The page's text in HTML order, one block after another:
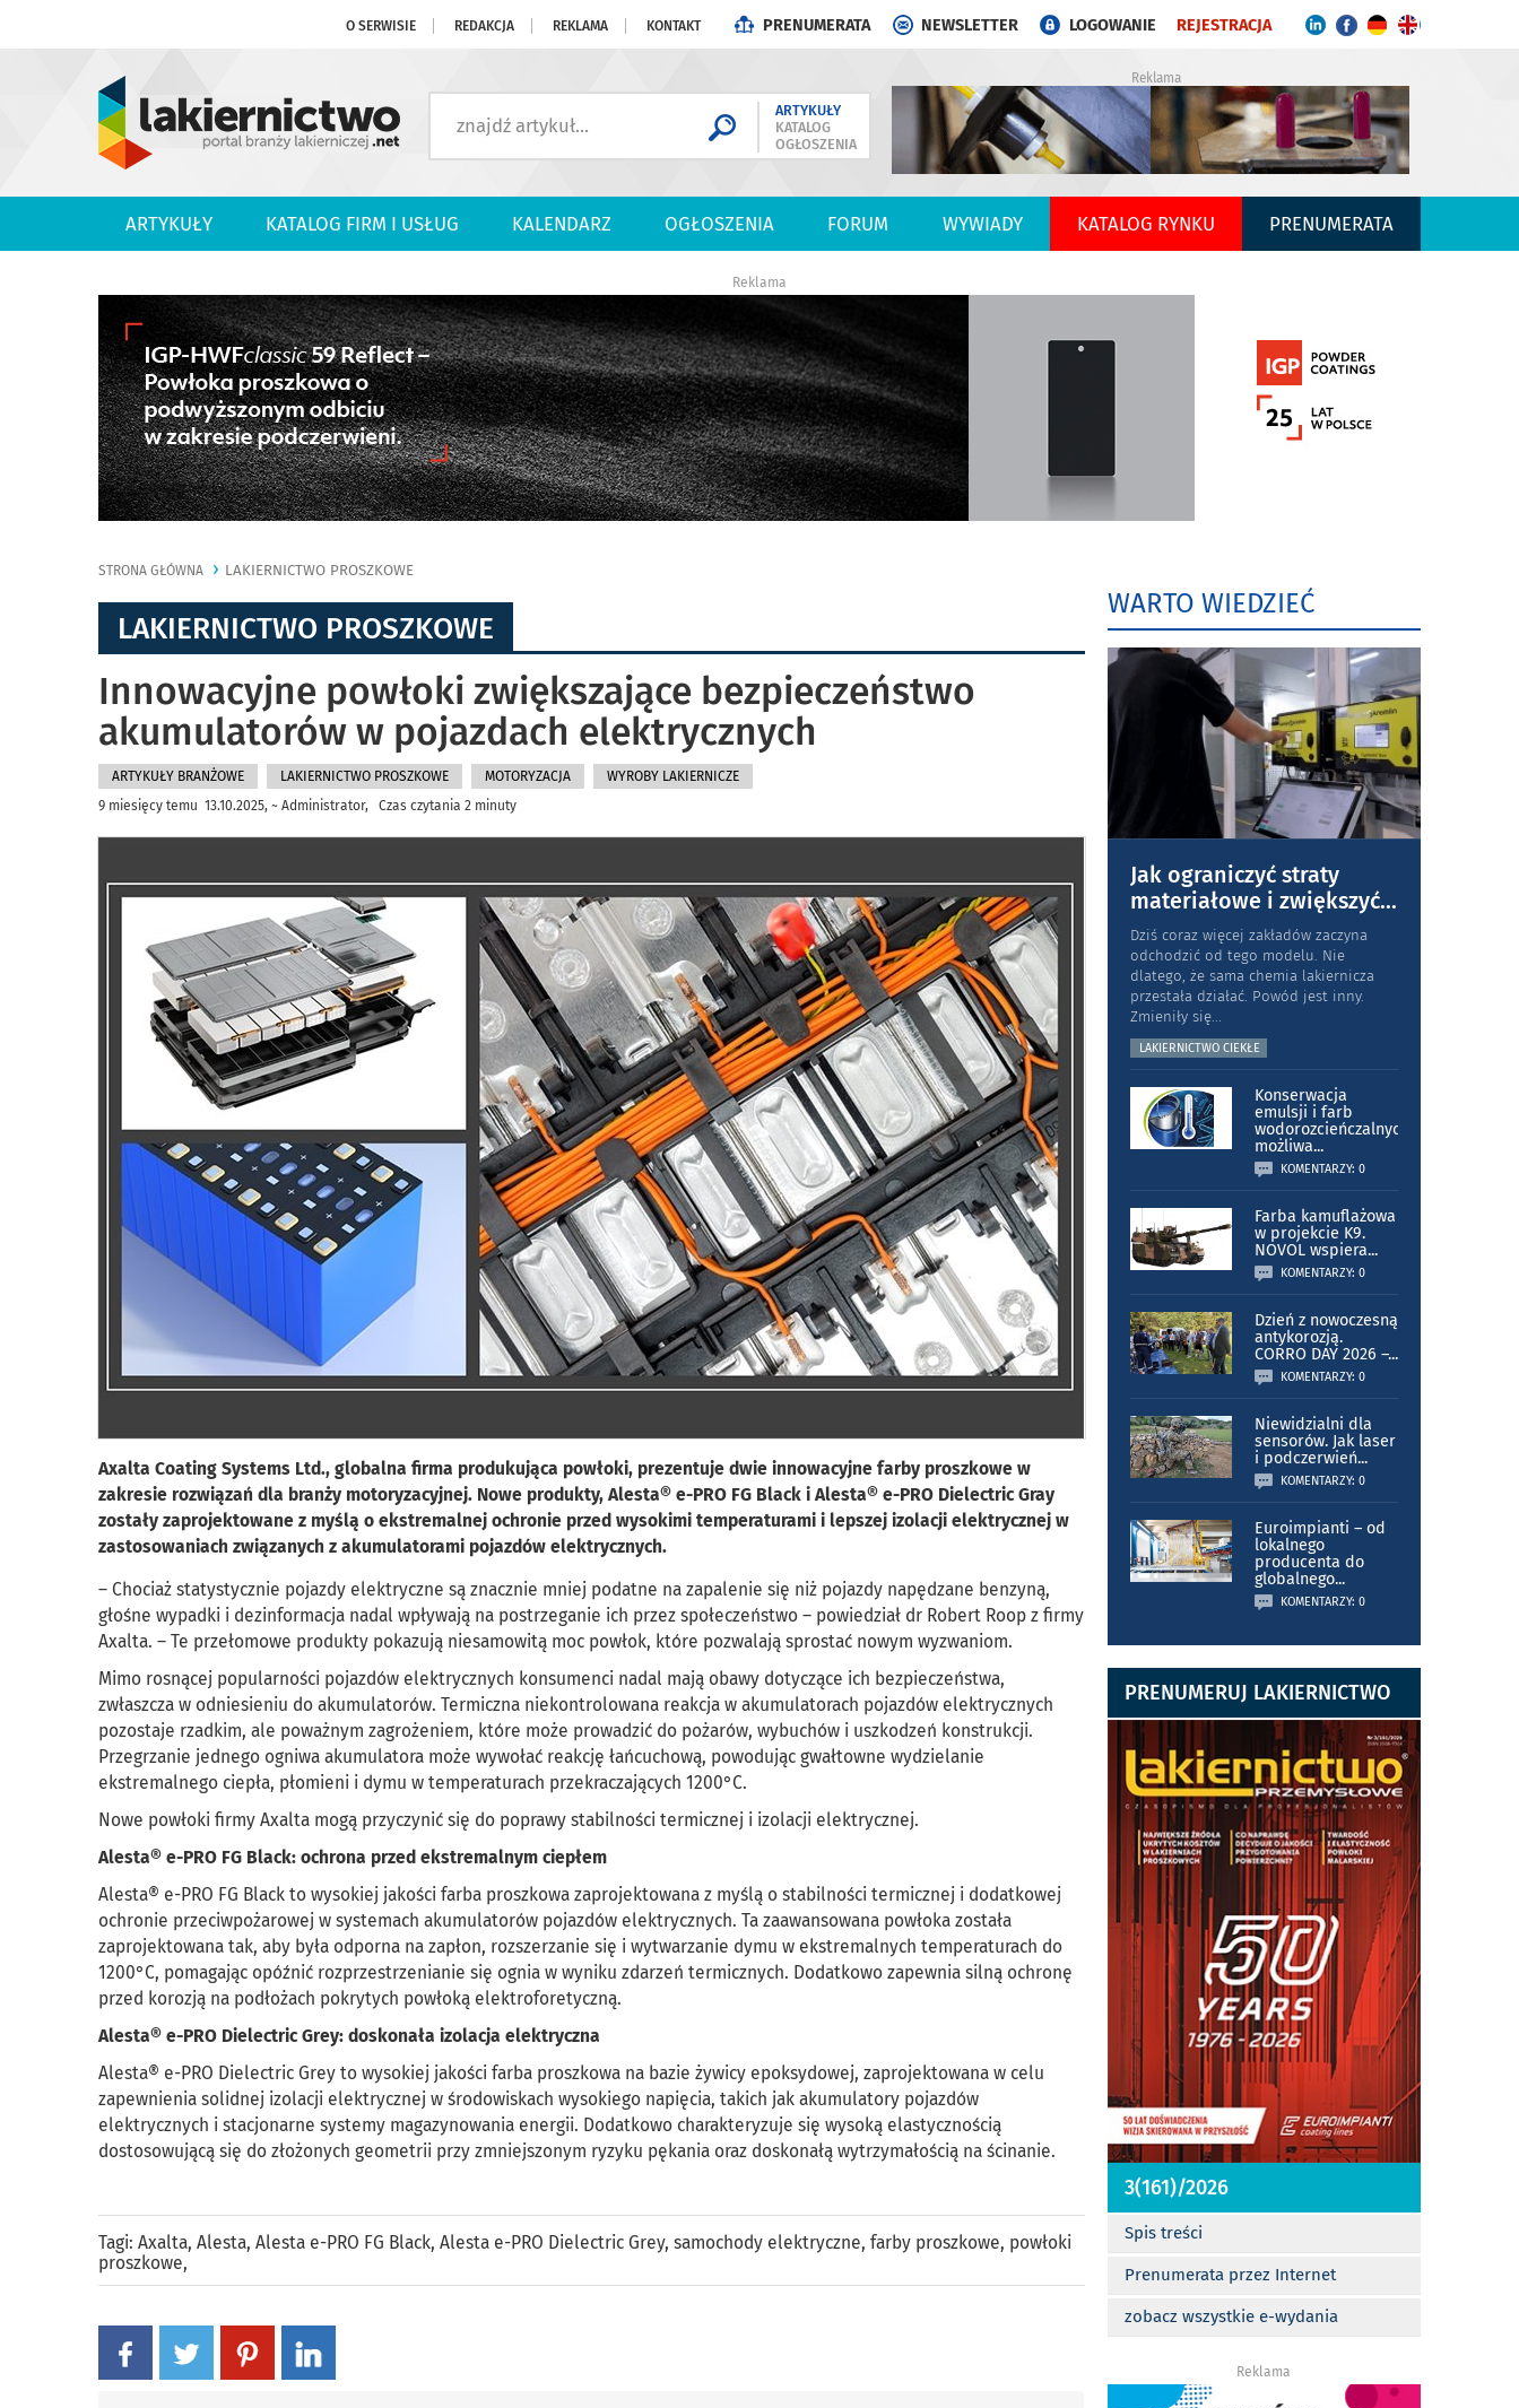
O SERWISIE REDAKCJA REKLAMA KONTAKT PRENUMERATA NEWSLETTER LOGOWANIE REJESTRACJA
ARTYKUŁY
KATALOG
OGŁOSZENIA
Reklama
ARTYKUŁY KATALOG FIRM I USŁUG KALENDARZ OGŁOSZENIA FORUM WYWIADY KATALOG RYNKU PRENUMERATA
Reklama
STRONA GŁÓWNA LAKIERNICTWO PROSZKOWE
LAKIERNICTWO PROSZKOWE
Innowacyjne powłoki zwiększające bezpieczeństwo
akumulatorów w pojazdach elektrycznych
ARTYKUŁY BRANŻOWE LAKIERNICTWO PROSZKOWE MOTORYZACJA
WYROBY LAKIERNICZE
9 miesięcy temu 13.10.2025, ~ Administrator, Czas czytania 2 minuty
Axalta Coating Systems Ltd., globalna firma produkująca powłoki, prezentuje dwie innowacyjne farby proszkowe w
zakresie rozwiązań dla branży motoryzacyjnej. Nowe produkty, Alesta® e-PRO FG Black i Alesta® e-PRO Dielectric Gray
zostały zaprojektowane z myślą o ekstremalnej ochronie przed wysokimi temperaturami i lepszej izolacji elektrycznej w
zastosowaniach związanych z akumulatorami pojazdów elektrycznych.
– Chociaż statystycznie pojazdy elektryczne są znacznie mniej podatne na zapalenie się niż pojazdy napędzane benzyną,
głośne wypadki i dezinformacja nadal wpływają na postrzeganie ich przez społeczeństwo – powiedział dr Robert Roop z firmy
Axalta. – Te przełomowe produkty pokazują niesamowitą moc powłok, które pozwalają sprostać nowym wyzwaniom.
Mimo rosnącej popularności pojazdów elektrycznych konsumenci nadal mają obawy dotyczące ich bezpieczeństwa,
zwłaszcza w odniesieniu do akumulatorów. Termiczna niekontrolowana reakcja w akumulatorach pojazdów elektrycznych
pozostaje rzadkim, ale poważnym zagrożeniem, które może prowadzić do pożarów, wybuchów i uszkodzeń konstrukcji.
Przegrzanie jednego ogniwa akumulatora może wywołać reakcję łańcuchową, powodując gwałtowne wydzielanie
ekstremalnego ciepła, płomieni i dymu w temperaturach przekraczających 1200°C.
Nowe powłoki firmy Axalta mogą przyczynić się do poprawy stabilności termicznej i izolacji elektrycznej.
Alesta® e-PRO FG Black: ochrona przed ekstremalnym ciepłem
Alesta® e-PRO FG Black to wysokiej jakości farba proszkowa zaprojektowana z myślą o stabilności termicznej i dodatkowej
ochronie przeciwpożarowej w systemach akumulatorów pojazdów elektrycznych. Ta zaawansowana powłoka została
zaprojektowana tak, aby była odporna na zapłon, rozszerzanie się i wytwarzanie dymu w ekstremalnych temperaturach do
1200°C, pomagając opóźnić rozprzestrzenianie się ognia w wyniku zdarzeń termicznych. Dodatkowo zapewnia silną ochronę
przed korozją na podłożach pokrytych powłoką elektroforetyczną.
Alesta® e-PRO Dielectric Grey: doskonała izolacja elektryczna
Alesta® e-PRO Dielectric Grey to wysokiej jakości farba proszkowa na bazie żywicy epoksydowej, zaprojektowana w celu
zapewnienia solidnej izolacji elektrycznej w środowiskach wysokiego napięcia, takich jak akumulatory pojazdów
elektrycznych i stacjonarne systemy magazynowania energii. Dodatkowo charakteryzuje się wysoką elastycznością
dostosowującą się do złożonych geometrii przy zmniejszonym ryzyku pękania oraz doskonałą wytrzymałością na ścinanie.
Tagi: Axalta, Alesta, Alesta e-PRO FG Black, Alesta e-PRO Dielectric Grey, samochody elektryczne, farby proszkowe, powłoki
proszkowe,
WARTO WIEDZIEĆ
Jak ograniczyć straty
materiałowe i zwiększyć...
Dziś coraz więcej zakładów zaczyna
odchodzić od tego modelu. Nie
dlatego, że sama chemia lakiernicza
przestała działać. Powód jest inny.
Zmieniły się...
LAKIERNICTWO CIEKŁE
Konserwacja
emulsji i farb
wodorozcieńczalnych
możliwa...
KOMENTARZY: 0
Farba kamuflażowa
w projekcie K9.
NOVOL wspiera...
KOMENTARZY: 0
Dzień z nowoczesną
antykorozją.
CORRO DAY 2026 –...
KOMENTARZY: 0
Niewidzialni dla
sensorów. Jak laser
i podczerwień...
KOMENTARZY: 0
Euroimpianti – od
lokalnego
producenta do
globalnego...
KOMENTARZY: 0
PRENUMERUJ LAKIERNICTWO
3(161)/2026
Spis treści
Prenumerata przez Internet
zobacz wszystkie e-wydania
Reklama